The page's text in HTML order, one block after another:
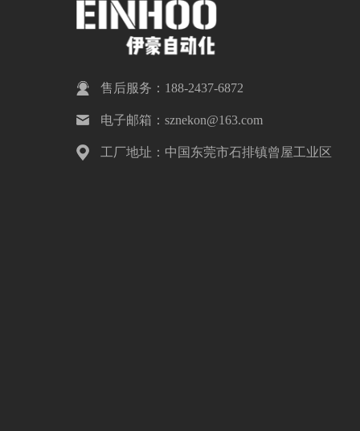
售后服务：188-2437-6872
电子邮箱：sznekon@163.com
工厂地址：中国东莞市石排镇曾屋工业区